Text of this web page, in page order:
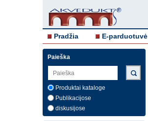
Pradžia E-parduotuvė
Paieška
Produktai kataloge
Publikacijose
diskusijose